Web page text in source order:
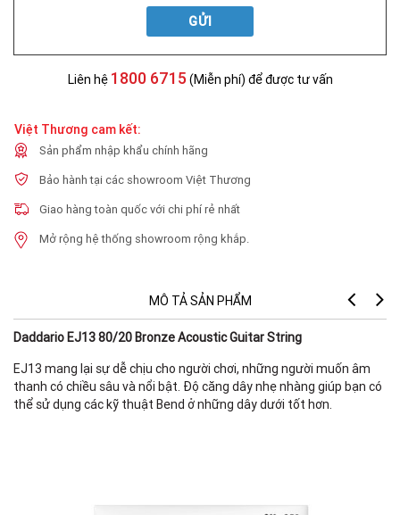
GỬI
Liên hệ 1800 6715 (Miễn phí) để được tư vấn
Việt Thương cam kết:
Sản phẩm nhập khẩu chính hãng
Bảo hành tại các showroom Việt Thương
Giao hàng toàn quốc với chi phí rẻ nhất
Mở rộng hệ thống showroom rộng khắp.
MÔ TẢ SẢN PHẨM
Daddario EJ13 80/20 Bronze Acoustic Guitar String
EJ13 mang lại sự dễ chịu cho người chơi, những người muốn âm
thanh có chiều sâu và nổi bật. Độ căng dây nhẹ nhàng giúp bạn có
thể sử dụng các kỹ thuật Bend ở những dây dưới tốt hơn.